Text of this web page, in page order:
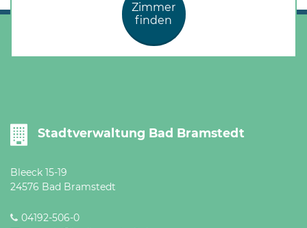
Zimmer
finden
Stadtverwaltung Bad Bramstedt
Bleeck 15-19
24576 Bad Bramstedt
04192-506-0